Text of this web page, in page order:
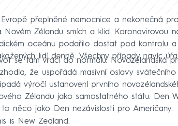
přeplněné nemocnice a nekonečná
Novém Zélandu smích a klid. Koronavirovou
oceánu podařilo dostat pod kontrolu
lidí denně. Všechny případy navíc
se tam vrací do normálu. Novozélandská
že uspořádá masivní oslavy
výročí ustanovení prvního
Zélandu jako samostatného státu. Den
něco jako Den nezávislosti pro Američany.
is New Zealand.